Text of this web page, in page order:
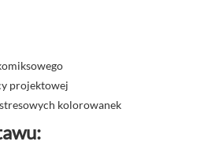
projektowej
kolorowanek